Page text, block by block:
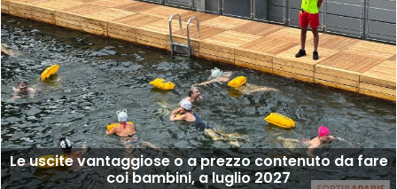
Le uscite vantaggiose o a prezzo contenuto da fare
coi bambini, a luglio 2027